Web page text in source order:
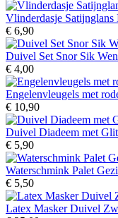
Vlinderdasje
€ 6,90
Duivel Set Snor Sik
€ 4,00
Engelenvleugels met
€ 10,90
Duivel Diadeem met
€ 5,90
Waterschmink Palet
€ 5,50
Latex Masker Duivel